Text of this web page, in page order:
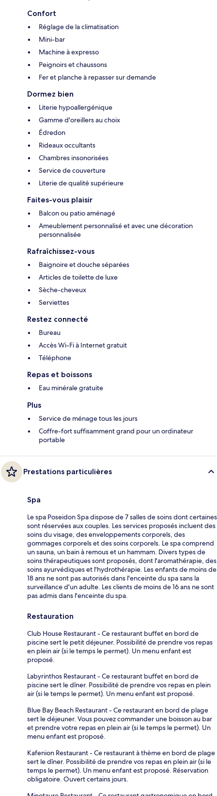
Confort
Réglage de la climatisation
Mini-bar
Machine à expresso
Peignoirs et chaussons
Fer et planche à repasser sur demande
Dormez bien
Literie hypoallergénique
Gamme d'oreillers au choix
Édredon
Rideaux occultants
Chambres insonorisées
Service de couverture
Literie de qualité supérieure
Faites-vous plaisir
Balcon ou patio aménagé
Ameublement personnalisé et avec une décoration
personnalisée
Rafraîchissez-vous
Baignoire et douche séparées
Articles de toilette de luxe
Sèche-cheveux
Serviettes
Restez connecté
Bureau
Accès Wi-Fi à Internet gratuit
Téléphone
Repas et boissons
Eau minérale gratuite
Plus
Service de ménage tous les jours
Coffre-fort suffisamment grand pour un ordinateur
portable
Prestations particulières
Spa
Le spa Poseidon Spa dispose de 7 salles de soins dont certaines
sont réservées aux couples. Les services proposés incluent des
soins du visage, des enveloppements corporels, des
gommages corporels et des soins corporels. Le spa comprend
un sauna, un bain à remous et un hammam. Divers types de
soins thérapeutiques sont proposés, dont l'aromathérapie, des
soins ayurvédiques et l'hydrothérapie. Les enfants de moins de
18 ans ne sont pas autorisés dans l'enceinte du spa sans la
surveillance d'un adulte. Les clients de moins de 16 ans ne sont
pas admis dans l'enceinte du spa.
Restauration
Club House Restaurant - Ce restaurant buffet en bord de
piscine sert le petit déjeuner. Possibilité de prendre vos repas
en plein air (si le temps le permet). Un menu enfant est
proposé.
Labyrinthos Restaurant - Ce restaurant buffet en bord de
piscine sert le dîner. Possibilité de prendre vos repas en plein
air (si le temps le permet). Un menu enfant est proposé.
Blue Bay Beach Restaurant - Ce restaurant en bord de plage
sert le déjeuner. Vous pouvez commander une boisson au bar
et prendre votre repas en plein air (si le temps le permet). Un
menu enfant est proposé.
Kafenion Restaurant - Ce restaurant à thème en bord de plage
sert le dîner. Possibilité de prendre vos repas en plein air (si le
temps le permet). Un menu enfant est proposé. Réservation
obligatoire. Ouvert certains jours.